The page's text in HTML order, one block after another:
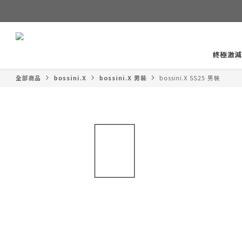
終極激減
全部商品 bossini.X bossini.X 男裝 bossini.X SS25 男裝